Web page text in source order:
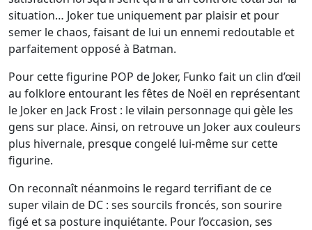
situation… Joker tue uniquement par plaisir et pour
semer le chaos, faisant de lui un ennemi redoutable et
parfaitement opposé à Batman.
Pour cette figurine POP de Joker, Funko fait un clin d’œil
au folklore entourant les fêtes de Noël en représentant
le Joker en Jack Frost : le vilain personnage qui gèle les
gens sur place. Ainsi, on retrouve un Joker aux couleurs
plus hivernale, presque congelé lui-même sur cette
figurine.
On reconnaît néanmoins le regard terrifiant de ce
super vilain de DC : ses sourcils froncés, son sourire
figé et sa posture inquiétante. Pour l’occasion, ses